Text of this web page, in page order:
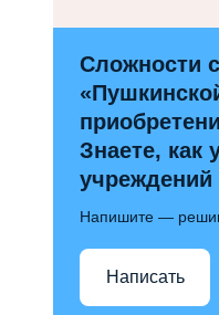
Сложности
Знаете, как
учреждений
Напишите —
Написать